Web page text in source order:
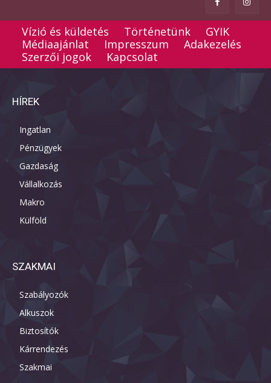
Vízió és küldetés Történetünk
GYIK
Médiaajánlat
Impresszum
Adakezelés
Szerzői jogok
Kapcsolat
HÍREK
Ingatlan
Pénzügyek
Gazdaság
Vállalkozás
Makro
Külföld
SZAKMAI
Szabályozók
Alkuszok
Biztosítók
Kárrendezés
Szakmai